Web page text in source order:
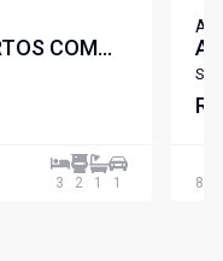
COM
SÃO
3 2 1 1 82